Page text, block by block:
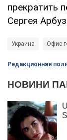
прекратить
Сергея
Украина Офис
Редакционная